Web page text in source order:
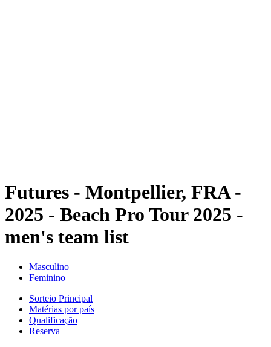
Futures - Montpellier, FRA -
2025 - Beach Pro Tour 2025 -
men's team list
Masculino
Feminino
Sorteio Principal
Matérias por país
Qualificação
Reserva